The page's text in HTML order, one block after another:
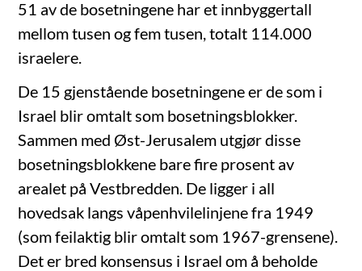
51 av de bosetningene har et innbyggertall
mellom tusen og fem tusen, totalt 114.000
israelere.
De 15 gjenstående bosetningene er de som i
Israel blir omtalt som bosetningsblokker.
Sammen med Øst-Jerusalem utgjør disse
bosetningsblokkene bare fire prosent av
arealet på Vestbredden. De ligger i all
hovedsak langs våpenhvilelinjene fra 1949
(som feilaktig blir omtalt som 1967-grensene).
Det er bred konsensus i Israel om å beholde